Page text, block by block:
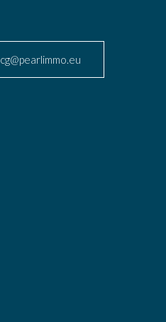
cg@pearlimmo.eu